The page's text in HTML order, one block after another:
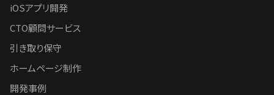
iOSアプリ開発
CTO顧問サービス
引き取り保守
ホームページ制作
開発事例